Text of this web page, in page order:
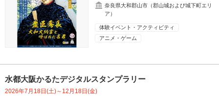
奈良県大和郡山市（郡山城および城下町エリ
ア）
体験イベント・アクティビティ
アニメ・ゲーム
水都大阪かるたデジタルスタンプラリー
2026年7月18日(土)～12月18日(金)